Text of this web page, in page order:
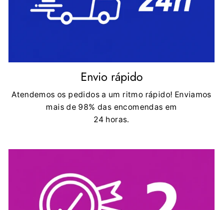
Envio rápido
Atendemos os pedidos a um ritmo rápido! Enviamos
mais de 98% das encomendas em
24 horas.